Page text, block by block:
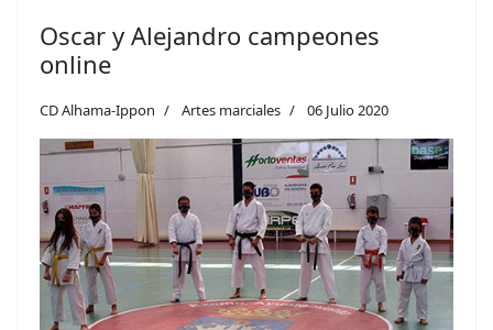
Oscar y Alejandro campeones
online
CD Alhama-Ippon Artes marciales 06 Julio 2020